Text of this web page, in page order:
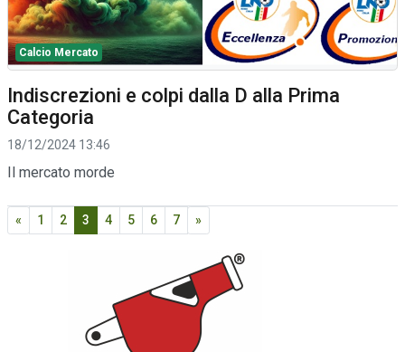
Calcio Mercato
Indiscrezioni e colpi dalla D alla Prima
Categoria
18/12/2024 13:46
Il mercato morde
« 1 2 3 4 5 6 7 »